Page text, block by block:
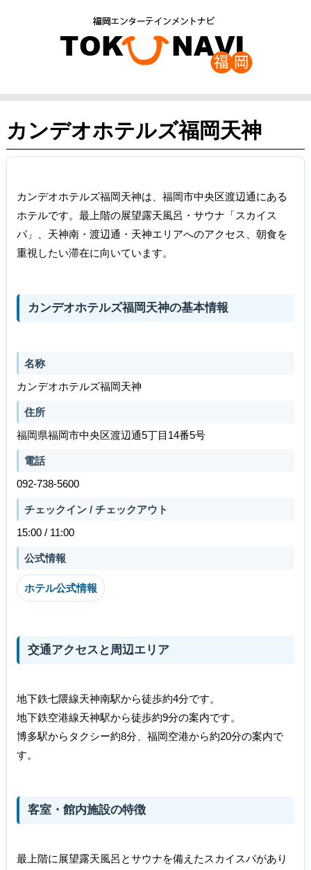
カンデオホテルズ福岡天神
カンデオホテルズ福岡天神は、福岡市中央区渡辺通にある
ホテルです。最上階の展望露天風呂・サウナ「スカイス
パ」、天神南・渡辺通・天神エリアへのアクセス、朝食を
重視したい滞在に向いています。
カンデオホテルズ福岡天神の基本情報
名称
カンデオホテルズ福岡天神
住所
福岡県福岡市中央区渡辺通5丁目14番5号
電話
092-738-5600
チェックイン / チェックアウト
15:00 / 11:00
公式情報
ホテル公式情報
交通アクセスと周辺エリア
地下鉄七隈線天神南駅から徒歩約4分です。
地下鉄空港線天神駅から徒歩約9分の案内です。
博多駅からタクシー約8分、福岡空港から約20分の案内で
す。
客室・館内施設の特徴
最上階に展望露天風呂とサウナを備えたスカイスパがあり